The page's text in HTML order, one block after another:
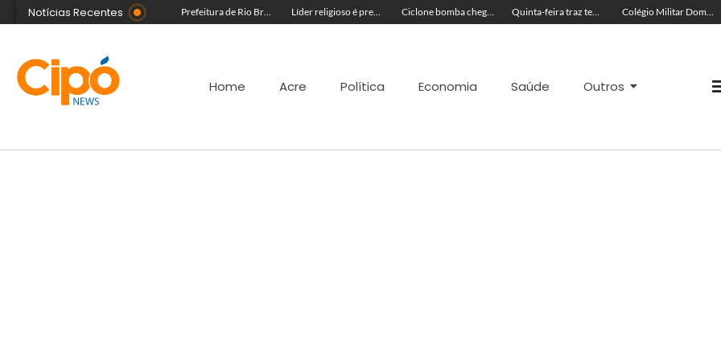
Notícias Recentes
Morador fica ferido após acidente com terçado em comunidade rural no Acre Prefeitura de Rio Branco leva prevenção à Expoacre e destaca trabalho dos agentes de saúde Líder religioso é preso por transformar fiéis em escravos sexuais Ciclone bomba chega ao Brasil hoje e Defesa Civil Nacional faz alerta Quinta-feira traz tempo abafado, ventos fortes e máximas de 36ºC no Acre Colégio Militar Dom Pedro II obtém maior nota do Ideb no Acre
Home Acre Política Economia Saúde Outros